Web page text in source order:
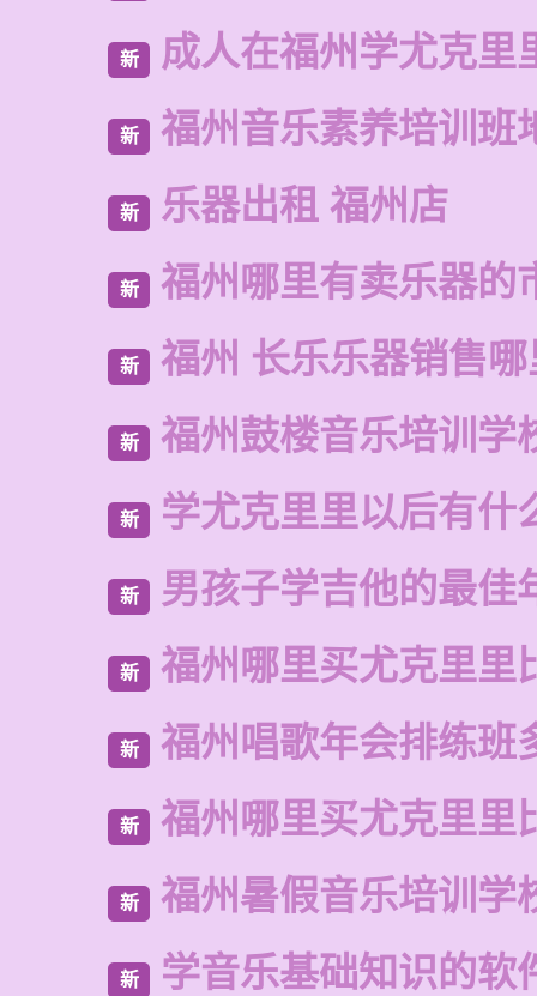
新 成人在福州学尤克里
新 福州音乐素养培训班
新 乐器出租 福州店
新 福州哪里有卖乐器的
新 福州 长乐乐器销售
新 福州鼓楼音乐培训学
新 学尤克里里以后有什
新 男孩子学吉他的最佳
新 福州哪里买尤克里里
新 福州唱歌年会排练班
新 福州哪里买尤克里里
新 福州暑假音乐培训学
新 学音乐基础知识的软